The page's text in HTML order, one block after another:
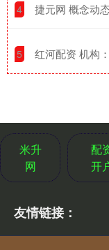
4 捷元网 概念动
5 红河配资 机构
米升
网
配
开
友情链接：